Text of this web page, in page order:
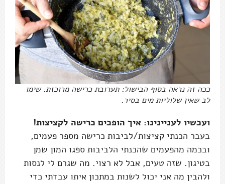
ככה זה נראה בסוף הבישול: תערובת כרישה מרוכזת. שימו
לב שאין שלוליות מים בסיר.
ועכשיו לעניינינו: איך הופכים כרישה לקציצות!
בעבר הכנתי קציצות/לביבות כרישה מספר פעמים,
ובכמה מהפעמים שהכנתי הלביבות ספגו המון שמן
בטיגון. שזה טעים, אבל לא רצוי. מה שגרם לי לנסות
ולהבין מה אני יכול לשנות במתכון איתו עבדתי כדי